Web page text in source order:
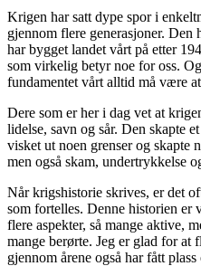
Krigen har satt dype spor i
gjennom flere generasjoner.
har bygget landet vårt på etter
som virkelig betyr noe for oss.
fundamentet vårt alltid må være
Dere som er her i dag vet at
lidelse, savn og sår. Den skapte
visket ut noen grenser og skapte
men også skam, undertrykkelse
Når krigshistorie skrives, er det
som fortelles. Denne historien er
flere aspekter, så mange aktive,
mange berørte. Jeg er glad for at
gjennom årene også har fått